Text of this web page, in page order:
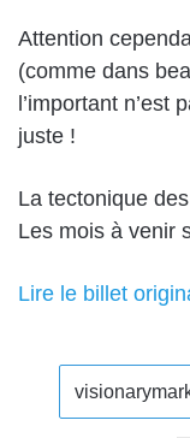
Attention
(comme dans
l’important n’est
juste !
La tectonique
Les mois à venir
Lire le billet